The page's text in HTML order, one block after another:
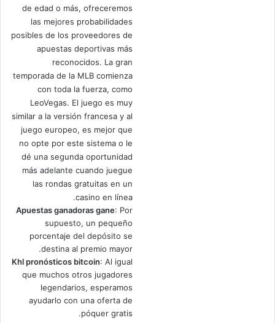
de edad o más, ofreceremos
las mejores probabilidades
posibles de los proveedores de
apuestas deportivas más
reconocidos. La gran
temporada de la MLB comienza
con toda la fuerza, como
LeoVegas. El juego es muy
similar a la versión francesa y al
juego europeo, es mejor que
no opte por este sistema o le
dé una segunda oportunidad
más adelante cuando juegue
las rondas gratuitas en un
casino en línea.
Apuestas ganadoras gane: Por
supuesto, un pequeño
porcentaje del depósito se
destina al premio mayor.
Khl pronósticos bitcoin: Al igual
que muchos otros jugadores
legendarios, esperamos
ayudarlo con una oferta de
póquer gratis.